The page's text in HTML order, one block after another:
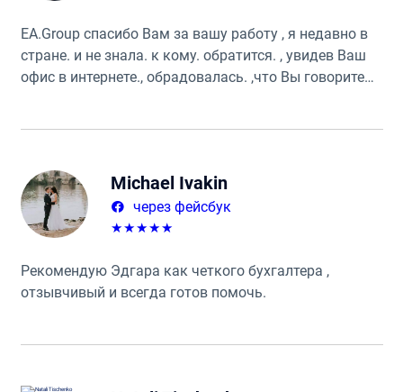
ЕА.Group спасибо Вам за вашу работу , я недавно в
стране. и не знала. к кому. обратится. , увидев Ваш
офис в интернете., обрадовалась. ,что Вы говорите
Michael Ivakin
через фейсбук
★★★★★
Рекомендую Эдгара как четкого бухгалтера ,
отзывчивый и всегда готов помочь.